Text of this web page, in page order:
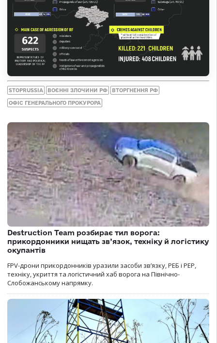
STOPRUSSIA ВОЄННІ ЗЛОЧИНИ РФ ВТОРГНЕННЯ РФ
ОФІС ГЕНЕРАЛЬНОГО ПРОКУРОРА
Destruction Team розбирає тил ворога:
прикордонники нищать зв’язок, техніку й логістику
окупантів
FPV-дрони прикордонників уразили засоби зв’язку, РЕБ і РЕР,
техніку, укриття та логістичний хаб ворога на Північно-
Слобожанському напрямку.